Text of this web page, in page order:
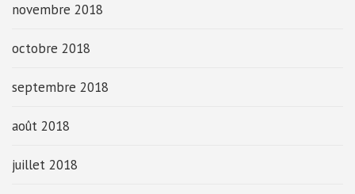
novembre 2018
octobre 2018
septembre 2018
août 2018
juillet 2018